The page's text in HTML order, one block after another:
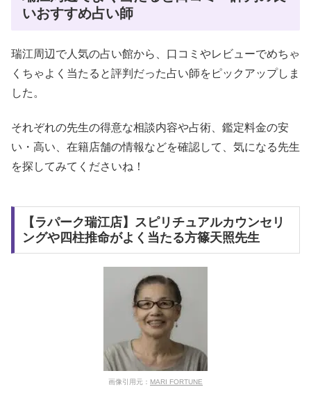
いおすすめ占い師
瑞江周辺で人気の占い館から、口コミやレビューでめちゃ
くちゃよく当たると評判だった占い師をピックアップしま
した。
それぞれの先生の得意な相談内容や占術、鑑定料金の安
い・高い、在籍店舗の情報などを確認して、気になる先生
を探してみてくださいね！
【ラパーク瑞江店】スピリチュアルカウンセリ
ングや四柱推命がよく当たる方篠天照先生
画像引用元： MARI FORTUNE